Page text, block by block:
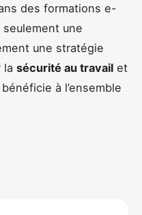
des formations e-
seulement une
une stratégie
la sécurité au travail et
à l’ensemble